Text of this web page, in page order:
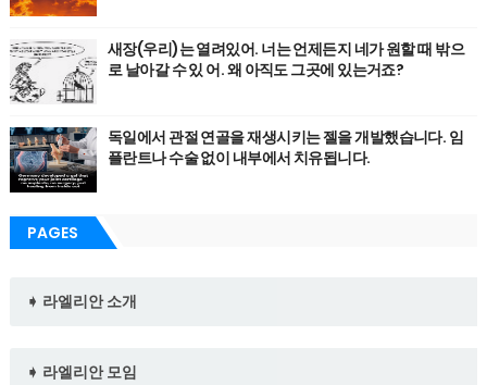
새장(우리)는 열려있어. 너는 언제든지 네가 원할 때 밖으
로 날아갈 수 있 어. 왜 아직도 그곳에 있는거죠?
독일에서 관절 연골을 재생시키는 젤을 개발했습니다. 임
플란트나 수술 없이 내부에서 치유됩니다.
PAGES
➧ 라엘리안 소개
➧ 라엘리안 모임